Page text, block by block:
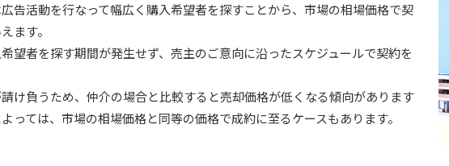
告活動を行なって幅広く購入希望者を探すことから、市場の相場価格で契
ます。
望者を探す期間が発生せず、売主のご意向に沿ったスケジュールで契約を
け負うため、仲介の場合と比較すると売却価格が低くなる傾向があります
っては、市場の相場価格と同等の価格で成約に至るケースもあります。